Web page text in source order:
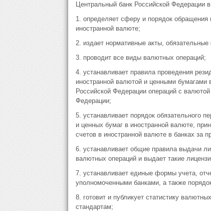
Центральный банк Российской Федерации
1. определяет сферу и порядок
иностранной валюте;
2. издает нормативные акты,
3. проводит все виды валютных операций;
4. устанавливает правила проведения
иностранной валютой и ценными бумагами
Российской Федерации операций с
Федерации;
5. устанавливает порядок обязательного
и ценных бумаг в иностранной валюте,
счетов в иностранной валюте в банках за
6. устанавливает общие правила выдачи
валютных операций и выдает такие
7. устанавливает единые формы учета,
уполномоченными банками, а также
8. готовит и публикует статистику
стандартам;